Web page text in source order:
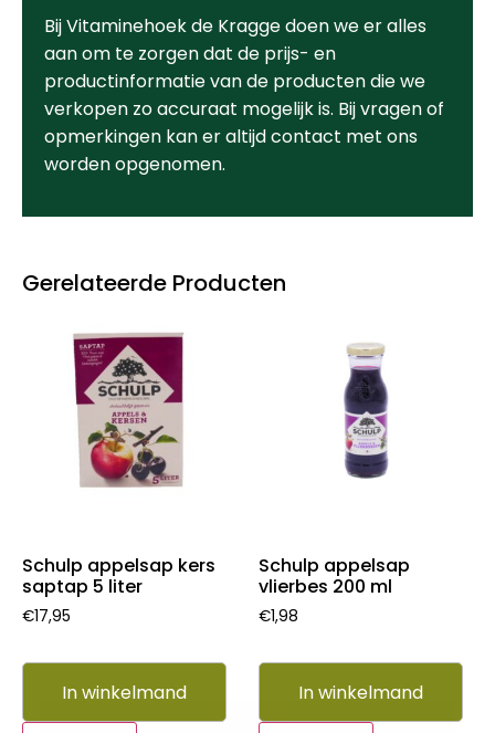
Gerelateerde Producten
Schulp appelsap kers
saptap 5 liter
€17,95
In winkelmand
Schulp appelsap
vlierbes 200 ml
€1,98
In winkelmand
Bij Vitaminehoek de Kragge doen we er alles
aan om te zorgen dat de prijs- en
productinformatie van de producten die we
verkopen zo accuraat mogelijk is. Bij vragen of
opmerkingen kan er altijd contact met ons
worden opgenomen.